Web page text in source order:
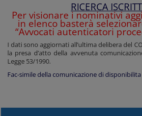
RICERCA
Per visionare i nominativi
in elenco basterà
“Avvocati autenticatori
I dati sono aggiornati all’ultima delibera del
la presa d’atto della avvenuta
Legge 53/1990.
Fac-simile della comunicazione di